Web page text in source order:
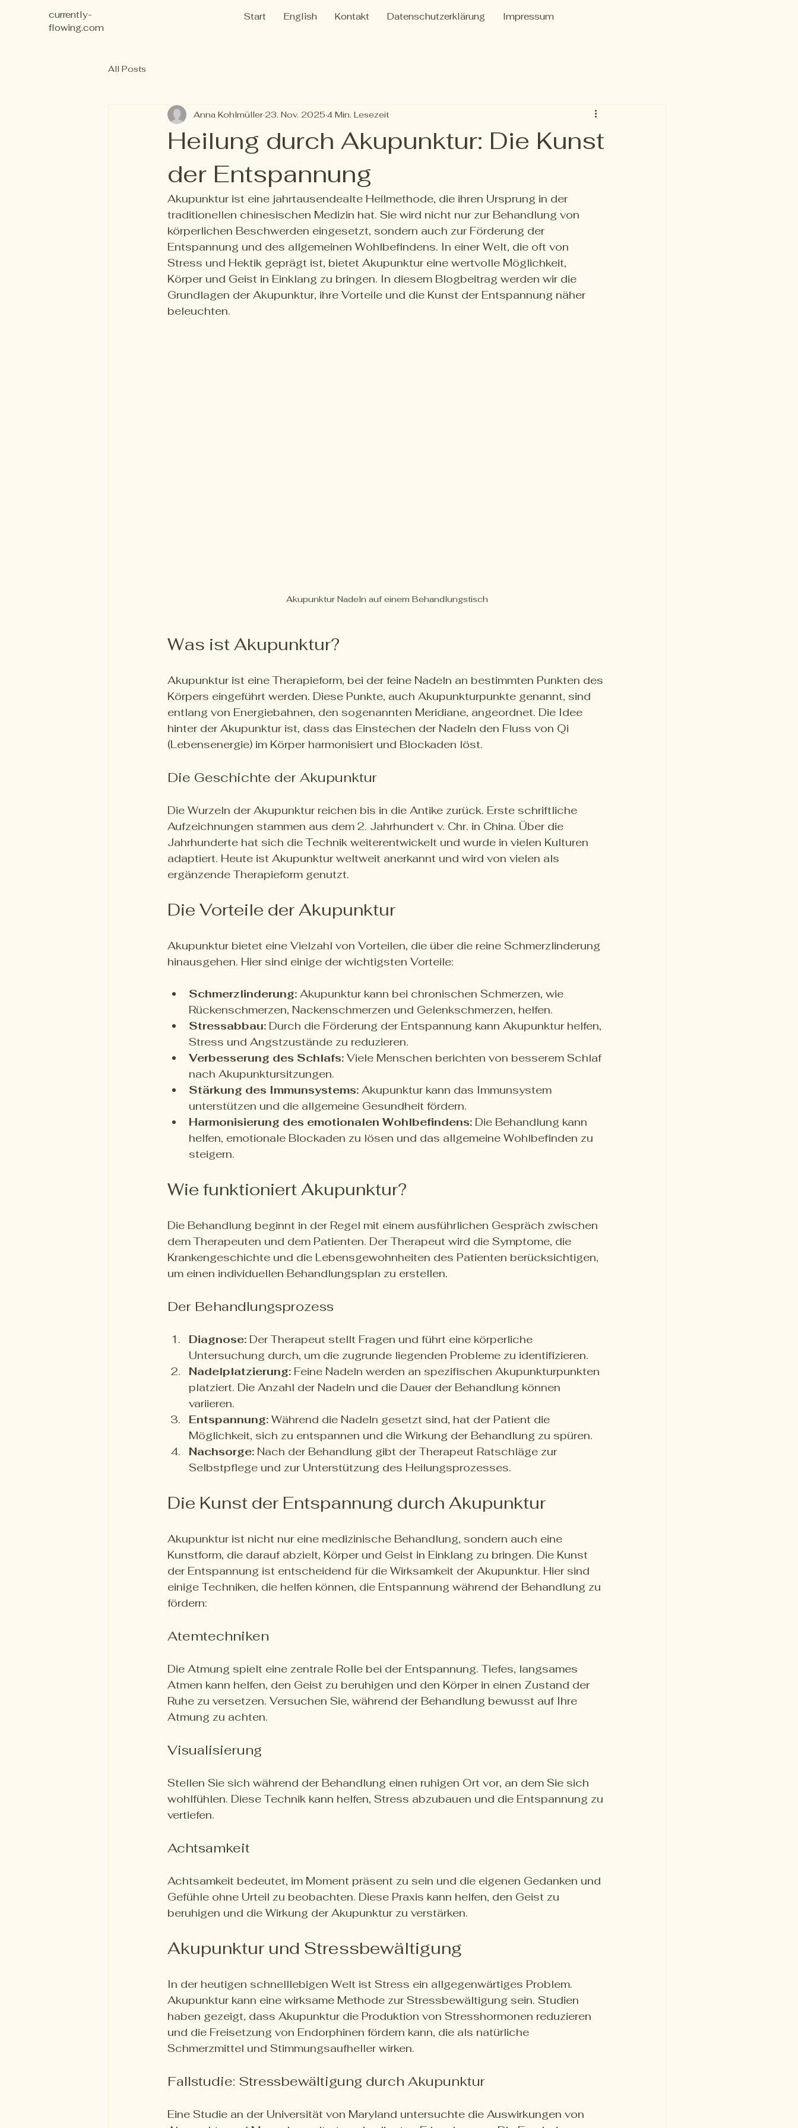
currently-
flowing.com
Start English Kontakt Datenschutzerklärung Impressum
All Posts
Heilung durch Akupunktur: Die Kunst
der Entspannung
Anna Kohlmüller 23. Nov. 2025 4 Min. Lesezeit
Akupunktur ist eine jahrtausendealte Heilmethode, die ihren Ursprung in der
traditionellen chinesischen Medizin hat. Sie wird nicht nur zur Behandlung von
körperlichen Beschwerden eingesetzt, sondern auch zur Förderung der
Entspannung und des allgemeinen Wohlbefindens. In einer Welt, die oft von
Stress und Hektik geprägt ist, bietet Akupunktur eine wertvolle Möglichkeit,
Körper und Geist in Einklang zu bringen. In diesem Blogbeitrag werden wir die
Grundlagen der Akupunktur, ihre Vorteile und die Kunst der Entspannung näher
beleuchten.
Akupunktur Nadeln auf einem Behandlungstisch
Was ist Akupunktur?
Akupunktur ist eine Therapieform, bei der feine Nadeln an bestimmten Punkten des
Körpers eingeführt werden. Diese Punkte, auch Akupunkturpunkte genannt, sind
entlang von Energiebahnen, den sogenannten Meridiane, angeordnet. Die Idee
hinter der Akupunktur ist, dass das Einstechen der Nadeln den Fluss von Qi
(Lebensenergie) im Körper harmonisiert und Blockaden löst.
Die Geschichte der Akupunktur
Die Wurzeln der Akupunktur reichen bis in die Antike zurück. Erste schriftliche
Aufzeichnungen stammen aus dem 2. Jahrhundert v. Chr. in China. Über die
Jahrhunderte hat sich die Technik weiterentwickelt und wurde in vielen Kulturen
adaptiert. Heute ist Akupunktur weltweit anerkannt und wird von vielen als
ergänzende Therapieform genutzt.
Die Vorteile der Akupunktur
Akupunktur bietet eine Vielzahl von Vorteilen, die über die reine Schmerzlinderung
hinausgehen. Hier sind einige der wichtigsten Vorteile:
Schmerzlinderung: Akupunktur kann bei chronischen Schmerzen, wie
Rückenschmerzen, Nackenschmerzen und Gelenkschmerzen, helfen.
Stressabbau: Durch die Förderung der Entspannung kann Akupunktur helfen,
Stress und Angstzustände zu reduzieren.
Verbesserung des Schlafs: Viele Menschen berichten von besserem Schlaf
nach Akupunktursitzungen.
Stärkung des Immunsystems: Akupunktur kann das Immunsystem
unterstützen und die allgemeine Gesundheit fördern.
Harmonisierung des emotionalen Wohlbefindens: Die Behandlung kann
helfen, emotionale Blockaden zu lösen und das allgemeine Wohlbefinden zu
steigern.
Wie funktioniert Akupunktur?
Die Behandlung beginnt in der Regel mit einem ausführlichen Gespräch zwischen
dem Therapeuten und dem Patienten. Der Therapeut wird die Symptome, die
Krankengeschichte und die Lebensgewohnheiten des Patienten berücksichtigen,
um einen individuellen Behandlungsplan zu erstellen.
Der Behandlungsprozess
Diagnose: Der Therapeut stellt Fragen und führt eine körperliche
Untersuchung durch, um die zugrunde liegenden Probleme zu identifizieren.
Nadelplatzierung: Feine Nadeln werden an spezifischen Akupunkturpunkten
platziert. Die Anzahl der Nadeln und die Dauer der Behandlung können
variieren.
Entspannung: Während die Nadeln gesetzt sind, hat der Patient die
Möglichkeit, sich zu entspannen und die Wirkung der Behandlung zu spüren.
Nachsorge: Nach der Behandlung gibt der Therapeut Ratschläge zur
Selbstpflege und zur Unterstützung des Heilungsprozesses.
Die Kunst der Entspannung durch Akupunktur
Akupunktur ist nicht nur eine medizinische Behandlung, sondern auch eine
Kunstform, die darauf abzielt, Körper und Geist in Einklang zu bringen. Die Kunst
der Entspannung ist entscheidend für die Wirksamkeit der Akupunktur. Hier sind
einige Techniken, die helfen können, die Entspannung während der Behandlung zu
fördern:
Atemtechniken
Die Atmung spielt eine zentrale Rolle bei der Entspannung. Tiefes, langsames
Atmen kann helfen, den Geist zu beruhigen und den Körper in einen Zustand der
Ruhe zu versetzen. Versuchen Sie, während der Behandlung bewusst auf Ihre
Atmung zu achten.
Visualisierung
Stellen Sie sich während der Behandlung einen ruhigen Ort vor, an dem Sie sich
wohlfühlen. Diese Technik kann helfen, Stress abzubauen und die Entspannung zu
vertiefen.
Achtsamkeit
Achtsamkeit bedeutet, im Moment präsent zu sein und die eigenen Gedanken und
Gefühle ohne Urteil zu beobachten. Diese Praxis kann helfen, den Geist zu
beruhigen und die Wirkung der Akupunktur zu verstärken.
Akupunktur und Stressbewältigung
In der heutigen schnelllebigen Welt ist Stress ein allgegenwärtiges Problem.
Akupunktur kann eine wirksame Methode zur Stressbewältigung sein. Studien
haben gezeigt, dass Akupunktur die Produktion von Stresshormonen reduzieren
und die Freisetzung von Endorphinen fördern kann, die als natürliche
Schmerzmittel und Stimmungsaufheller wirken.
Fallstudie: Stressbewältigung durch Akupunktur
Eine Studie an der Universität von Maryland untersuchte die Auswirkungen von